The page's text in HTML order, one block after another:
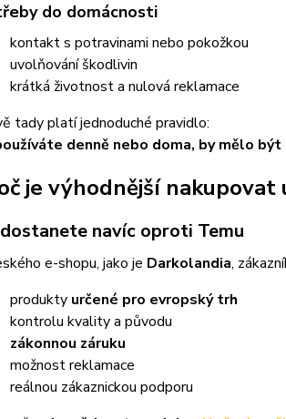
do domácnosti
kontakt s potravinami nebo pokožkou
uvolňování škodlivin
krátká životnost a nulová reklamace
tady platí jednoduché pravidlo:
denně nebo doma, by mělo
je výhodnější nakupovat
navíc oproti Temu
e-shopu, jako je Darkolandia,
produkty určené pro evropský trh
kontrolu kvality a původu
zákonnou záruku
možnost reklamace
reálnou zákaznickou podporu